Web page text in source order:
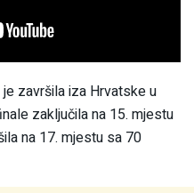
završila iza Hrvatske u
zaključila na 15. mjestu
na 17. mjestu sa 70